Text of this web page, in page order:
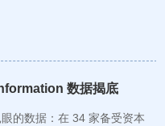
数据揭底
的数据：在 34 家备受资本